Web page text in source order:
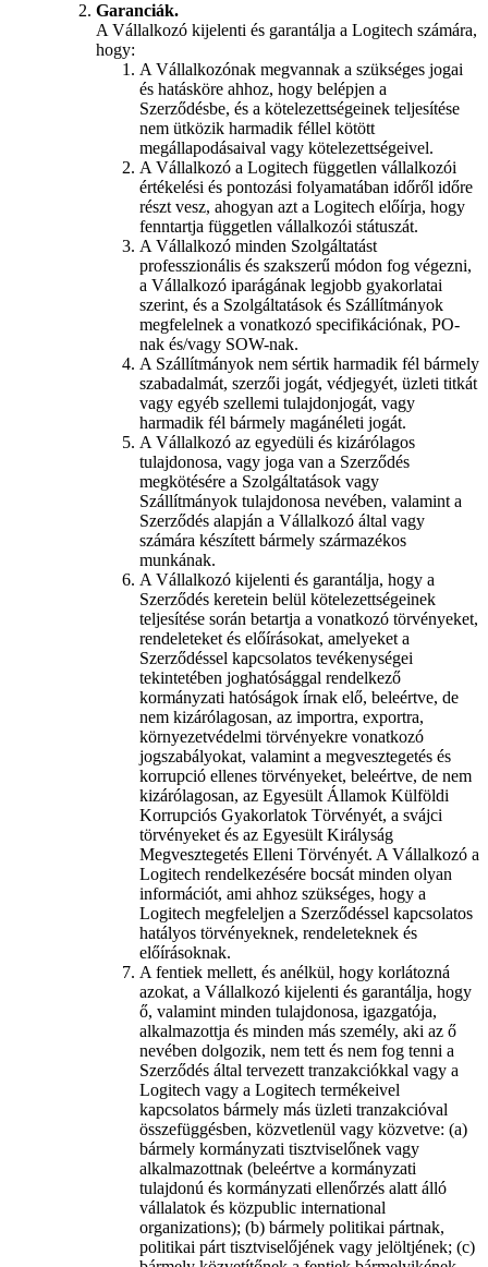
Garanciák.
A Vállalkozó kijelenti és garantálja a Logitech számára,
hogy:
A Vállalkozónak megvannak a szükséges jogai
és hatásköre ahhoz, hogy belépjen a
Szerződésbe, és a kötelezettségeinek teljesítése
nem ütközik harmadik féllel kötött
megállapodásaival vagy kötelezettségeivel.
A Vállalkozó a Logitech független vállalkozói
értékelési és pontozási folyamatában időről időre
részt vesz, ahogyan azt a Logitech előírja, hogy
fenntartja független vállalkozói státuszát.
A Vállalkozó minden Szolgáltatást
professzionális és szakszerű módon fog végezni,
a Vállalkozó iparágának legjobb gyakorlatai
szerint, és a Szolgáltatások és Szállítmányok
megfelelnek a vonatkozó specifikációnak, PO-
nak és/vagy SOW-nak.
A Szállítmányok nem sértik harmadik fél bármely
szabadalmát, szerzői jogát, védjegyét, üzleti titkát
vagy egyéb szellemi tulajdonjogát, vagy
harmadik fél bármely magánéleti jogát.
A Vállalkozó az egyedüli és kizárólagos
tulajdonosa, vagy joga van a Szerződés
megkötésére a Szolgáltatások vagy
Szállítmányok tulajdonosa nevében, valamint a
Szerződés alapján a Vállalkozó által vagy
számára készített bármely származékos
munkának.
A Vállalkozó kijelenti és garantálja, hogy a
Szerződés keretein belül kötelezettségeinek
teljesítése során betartja a vonatkozó törvényeket,
rendeleteket és előírásokat, amelyeket a
Szerződéssel kapcsolatos tevékenységei
tekintetében joghatósággal rendelkező
kormányzati hatóságok írnak elő, beleértve, de
nem kizárólagosan, az importra, exportra,
környezetvédelmi törvényekre vonatkozó
jogszabályokat, valamint a megvesztegetés és
korrupció ellenes törvényeket, beleértve, de nem
kizárólagosan, az Egyesült Államok Külföldi
Korrupciós Gyakorlatok Törvényét, a svájci
törvényeket és az Egyesült Királyság
Megvesztegetés Elleni Törvényét. A Vállalkozó a
Logitech rendelkezésére bocsát minden olyan
információt, ami ahhoz szükséges, hogy a
Logitech megfeleljen a Szerződéssel kapcsolatos
hatályos törvényeknek, rendeleteknek és
előírásoknak.
A fentiek mellett, és anélkül, hogy korlátozná
azokat, a Vállalkozó kijelenti és garantálja, hogy
ő, valamint minden tulajdonosa, igazgatója,
alkalmazottja és minden más személy, aki az ő
nevében dolgozik, nem tett és nem fog tenni a
Szerződés által tervezett tranzakciókkal vagy a
Logitech vagy a Logitech termékeivel
kapcsolatos bármely más üzleti tranzakcióval
összefüggésben, közvetlenül vagy közvetve: (a)
bármely kormányzati tisztviselőnek vagy
alkalmazottnak (beleértve a kormányzati
tulajdonú és kormányzati ellenőrzés alatt álló
vállalatok és közpublic international
organizations); (b) bármely politikai pártnak,
politikai párt tisztviselőjének vagy jelöltjének; (c)